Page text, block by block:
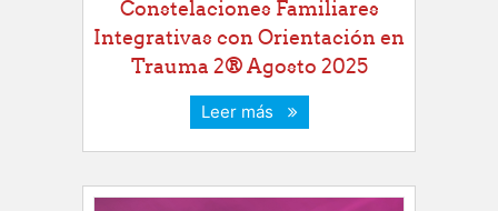
Constelaciones Familiares
Integrativas con Orientación en
Trauma 2® Agosto 2025
Leer más